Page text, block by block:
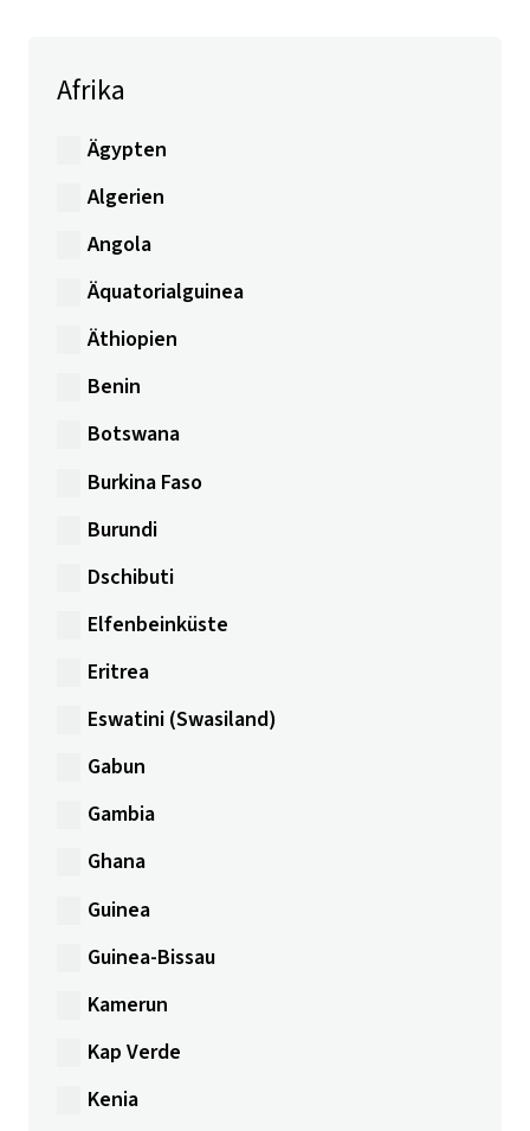
Afrika
Ägypten
Algerien
Angola
Äquatorialguinea
Äthiopien
Benin
Botswana
Burkina Faso
Burundi
Dschibuti
Elfenbeinküste
Eritrea
Eswatini (Swasiland)
Gabun
Gambia
Ghana
Guinea
Guinea-Bissau
Kamerun
Kap Verde
Kenia